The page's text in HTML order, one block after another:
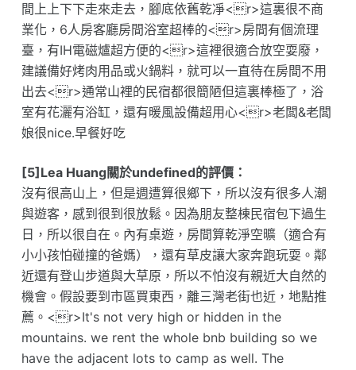
間上上下下走來走去，腳底依舊乾凈<r>這裏很不商
業化，6人房客廳房間浴室超棒的<r>房間有個流理
臺，有IH電磁爐超方便的<r>這裡很適合放空耍廢，
建議備好烤肉用品或火鍋料，就可以一直待在房間不用
出去<r>通常山裡的民宿都很簡陋但這裏棒極了，浴
室有花灑有浴缸，還有暖風設備超用心<r>老闆&老闆
娘很nice.早餐好吃
[5]Lea Huang關於undefined的評價：
沒有很高山上，但是週遭算很鄉下，所以沒有很多人潮
與遊客，感到很到很放鬆。因為朋友整棟民宿包下過生
日，所以很自在。內有桌遊，房間算乾淨空曠（適合有
小小孩怕碰撞的爸媽），還有草皮讓大家奔跑玩耍。鄰
近還有登山步道與大草原，所以不怕沒有親近大自然的
機會。假設要到市區買東西，離三灣老街也近，地點推
薦。<r>It's not very high or hidden in the
mountains. we rent the whole bnb building so we
have the adjacent lots to camp as well. The